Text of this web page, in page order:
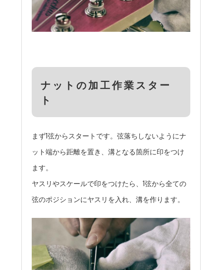
ナットの加工作業スター
ト
まず1弦からスタートです。弦落ちしないようにナ
ット端から距離を置き、溝となる箇所に印をつけ
ます。
ヤスリやスケールで印をつけたら、1弦から全ての
弦のポジションにヤスリを入れ、溝を作ります。